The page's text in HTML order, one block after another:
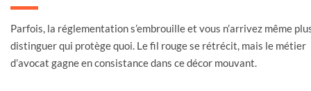
Parfois, la réglementation s’embrouille et vous n’arrivez même
distinguer qui protège quoi. Le fil rouge se rétrécit, mais le métier
d’avocat gagne en consistance dans ce décor mouvant.